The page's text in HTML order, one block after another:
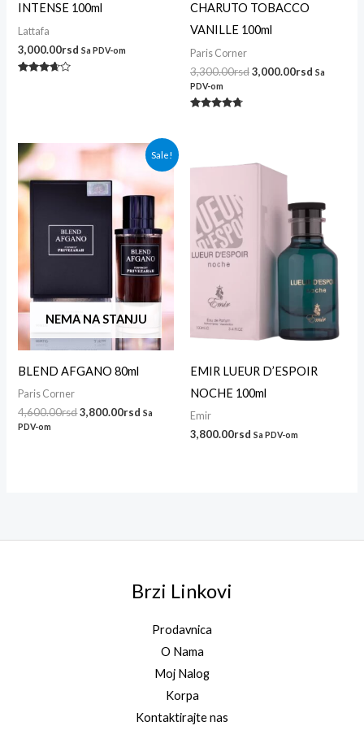
INTENSE 100ml
Lattafa
3,000.00rsd Sa PDV-om
CHARUTO TOBACCO
VANILLE 100ml
Paris Corner
3,300.00rsd3,000.00rsd Sa
PDV-om
Sale!
NEMA NA STANJU
BLEND AFGANO 80ml
Paris Corner
4,600.00rsd
Originalna
cena
bila:
4,600.00rsd.
3,800.00rsd
Trenutna
cena
3,800.00rsd.
Sa
PDV-om
EMIR LUEUR D’ESPOIR
NOCHE 100ml
Emir
3,800.00rsd Sa PDV-om
Brzi Linkovi
Prodavnica
O Nama
Moj Nalog
Korpa
Kontaktirajte nas